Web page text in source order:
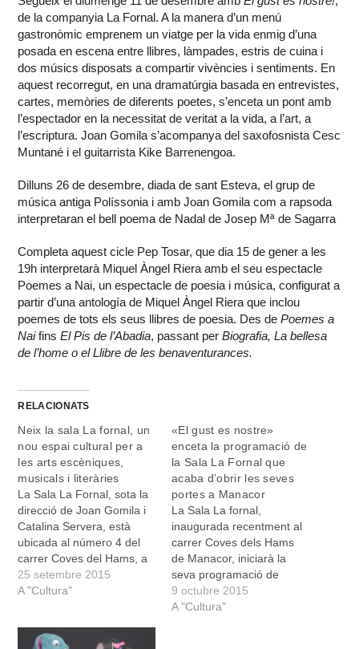
de la companyia La Fornal. A la manera d’un menú
gastronòmic emprenem un viatge per la vida enmig d’una
posada en escena entre llibres, làmpades, estris de cuina i
dos músics disposats a compartir vivències i sentiments. En
aquest recorregut, en una dramatúrgia basada en entrevistes,
cartes, memòries de diferents poetes, s’enceta un pont amb
l’espectador en la necessitat de veritat a la vida, a l’art, a
l’escriptura. Joan Gomila s’acompanya del saxofosnista Cesc
Muntané i el guitarrista Kike Barrenengoa.
Dilluns 26 de desembre, diada de sant Esteva, el grup de
música antiga Políssonia i amb Joan Gomila com a rapsoda
interpretaran el bell poema de Nadal de Josep Mª de Sagarra
Completa aquest cicle Pep Tosar, que dia 15 de gener a les
19h interpretarà Miquel Àngel Riera amb el seu espectacle
Poemes a Nai, un espectacle de poesia i música, configurat a
partir d’una antología de Miquel Àngel Riera que inclou
poemes de tots els seus llibres de poesia. Des dePoemes a
NaifinsEl Pis de l’Abadia, passant perBiografia, La bellesa
de l’home o el Llibre de les benaventurances.
RELACIONATS
Neix la sala La fornal, un
nou espai cultural per a
les arts escèniques,
musicals i literàries
La Sala La Fornal, sota la
direcció de Joan Gomila i
Catalina Servera, està
ubicada al número 4 del
carrer Coves del Hams, a
Manacor, i neix amb
l’objectiu de crear “un
condicions i mostrar els
25 setembre 2015
A "Cultura"
«El gust es nostre»
enceta la programació de
la Sala La Fornal que
acaba d’obrir les seves
portes a Manacor
La Sala La fornal,
inaugurada recentment al
carrer Coves dels Hams
de Manacor, iniciarà la
seva programació de
tardor-hivern el diumenge
11 d’octubre a les 20:00
9 octubre 2015
A "Cultura"